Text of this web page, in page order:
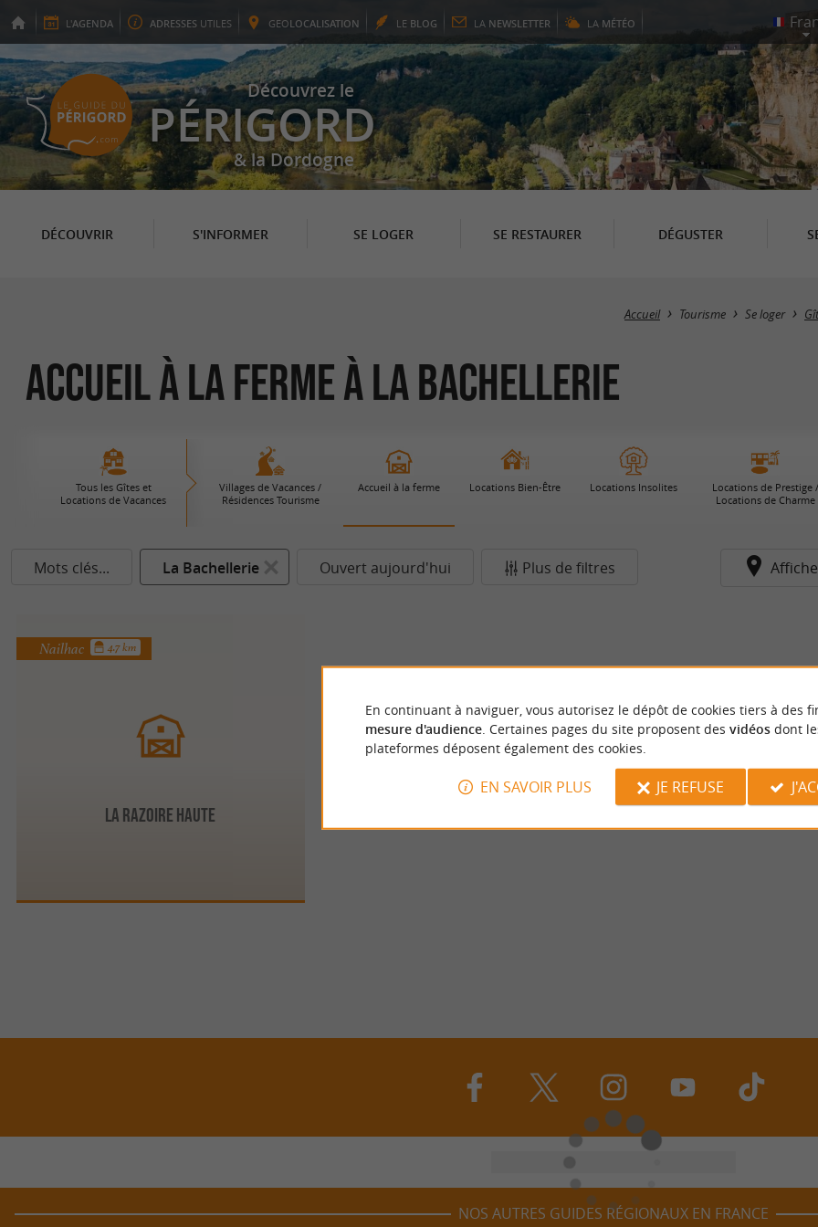
L'AGENDA ADRESSES UTILES GEOLOCALISATION LE BLOG LA NEWSLETTER LA MÉTÉO
Découvrez le
PÉRIGORD
& la Dordogne
DÉCOUVRIR S'INFORMER SE LOGER SE RESTAURER DÉGUSTER
Accueil Tourisme Se loger
Accueil à la ferme à La Bachellerie
Tous les Gîtes et
Locations de Vacances
Villages de Vacances /
Résidences Tourisme
Accueil à la ferme Locations Bien-Être Locations Insolites
Locations de Prestige /
Locations de Charme
Mots clés... La Bachellerie Ouvert aujourd'hui Plus de filtres
LA RAZOIRE HAUTE
Nailhac 4.7 km
NOS AUTRES GUIDES RÉGIONAUX EN FRANCE
En continuant à naviguer, vous autorisez le dépôt de cookies tiers à des
mesure d'audience. Certaines pages du site proposent des vidéosdont
plateformes déposent également des cookies.
EN SAVOIR PLUS JE REFUSE